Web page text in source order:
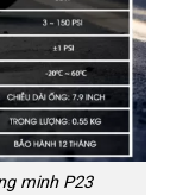
minh P23